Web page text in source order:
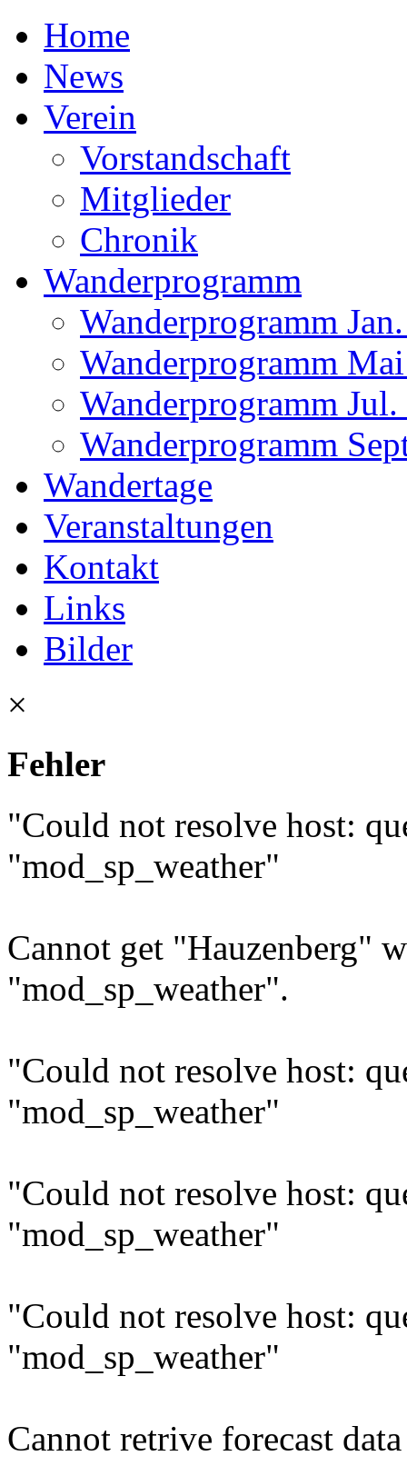
Home
News
Verein
Vorstandschaft
Mitglieder
Chronik
Wanderprogramm
Wanderprogramm
Wanderprogramm
Wanderprogramm
Wanderprogramm
Wandertage
Veranstaltungen
Kontakt
Links
Bilder
×
Fehler
"Could not resolve host:
"mod_sp_weather"
Cannot get "Hauzenberg"
"mod_sp_weather".
"Could not resolve host:
"mod_sp_weather"
"Could not resolve host:
"mod_sp_weather"
"Could not resolve host:
"mod_sp_weather"
Cannot retrive forecast